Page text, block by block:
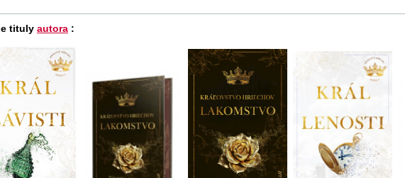
tituly autora :